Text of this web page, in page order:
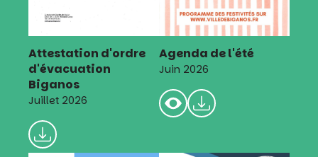
Attestation d'ordre
d'évacuation
Biganos
Juillet 2026
Agenda de l'été
Juin 2026